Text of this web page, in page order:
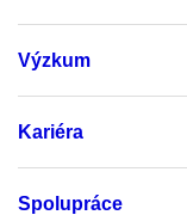
Výzkum
Kariéra
Spolupráce